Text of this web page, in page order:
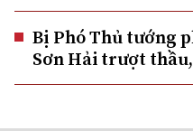
Bị Phó Thủ tướng
Sơn Hải trượt